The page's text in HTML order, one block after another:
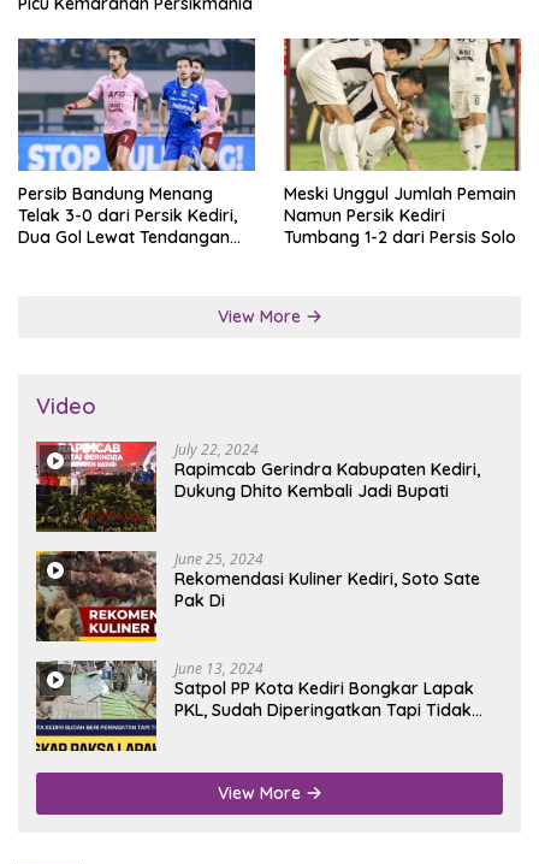
Persib Bandung Menang
Telak 3-0 dari Persik Kediri,
Dua Gol Lewat Tendangan
Meski Unggul Jumlah Pemain
Namun Persik Kediri
Tumbang 1-2 dari Persis Solo
View More
Video
July 22, 2024
Rapimcab Gerindra Kabupaten Kediri,
Dukung Dhito Kembali Jadi Bupati
June 25, 2024
Rekomendasi Kuliner Kediri, Soto Sate
Pak Di
June 13, 2024
Satpol PP Kota Kediri Bongkar Lapak
PKL, Sudah Diperingatkan Tapi Tidak
View More